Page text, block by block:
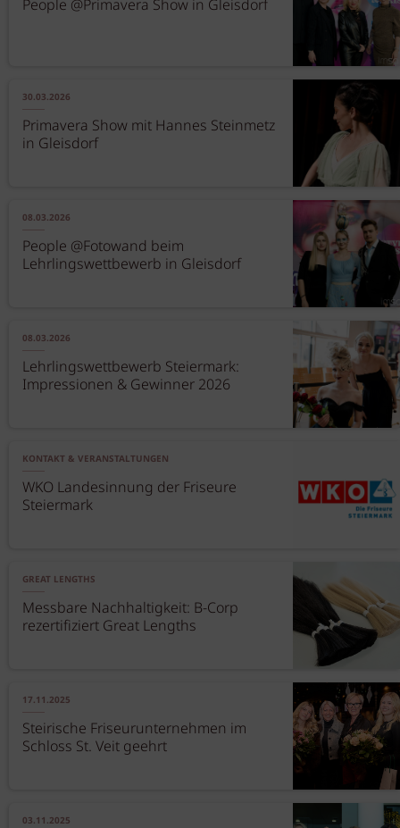
People @Primavera Show in Gleisdorf
30.03.2026
Primavera Show mit Hannes Steinmetz
in Gleisdorf
08.03.2026
People @Fotowand beim
Lehrlingswettbewerb in Gleisdorf
08.03.2026
Lehrlingswettbewerb Steiermark:
Impressionen & Gewinner 2026
KONTAKT & VERANSTALTUNGEN
WKO Landesinnung der Friseure
Steiermark
GREAT LENGTHS
Messbare Nachhaltigkeit: B-Corp
rezertifiziert Great Lengths
17.11.2025
Steirische Friseurunternehmen im
Schloss St. Veit geehrt
03.11.2025